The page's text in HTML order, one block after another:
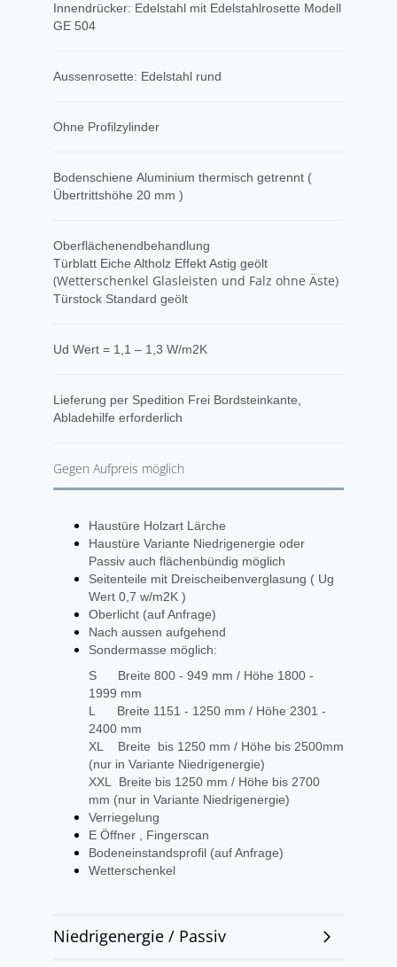
Innendrücker: Edelstahl mit Edelstahlrosette Modell
GE 504
Aussenrosette: Edelstahl rund
Ohne Profilzylinder
Bodenschiene Aluminium thermisch getrennt (
Übertrittshöhe 20 mm )
Oberflächenendbehandlung
Türblatt Eiche Altholz Effekt Astig geölt
(Wetterschenkel Glasleisten und Falz ohne Äste)
Türstock Standard geölt
Ud Wert = 1,1 – 1,3 W/m2K
​Lieferung per Spedition Frei Bordsteinkante,
Abladehilfe erforderlich
Gegen Aufpreis möglich
Haustüre Holzart Lärche
Haustüre Variante Niedrigenergie oder
Passiv auch flächenbündig möglich
Seitenteile mit Dreischeibenverglasung ( Ug
Wert 0,7 w/m2K )
Oberlicht (auf Anfrage)
Nach aussen aufgehend
Sondermasse möglich:
S Breite 800 - 949 mm / Höhe 1800 -
1999 mm
L Breite 1151 - 1250 mm / Höhe 2301 -
2400 mm
XL Breite bis 1250 mm / Höhe bis 2500mm
(nur in Variante Niedrigenergie)
XXL Breite bis 1250 mm / Höhe bis 2700
mm (nur in Variante Niedrigenergie)
Verriegelung
E Öffner , Fingerscan
Bodeneinstandsprofil (auf Anfrage)
Wetterschenkel
Niedrigenergie / Passiv